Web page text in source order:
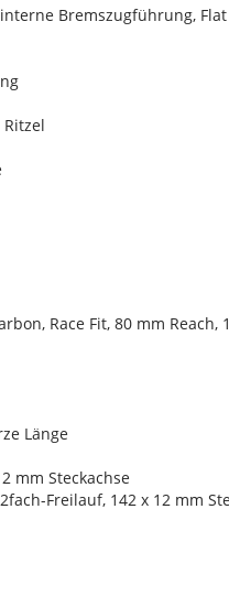
Bremszugführung,
Race Fit, 80 mm
Länge
mm Steckachse
Freilauf, 142 x 12 mm